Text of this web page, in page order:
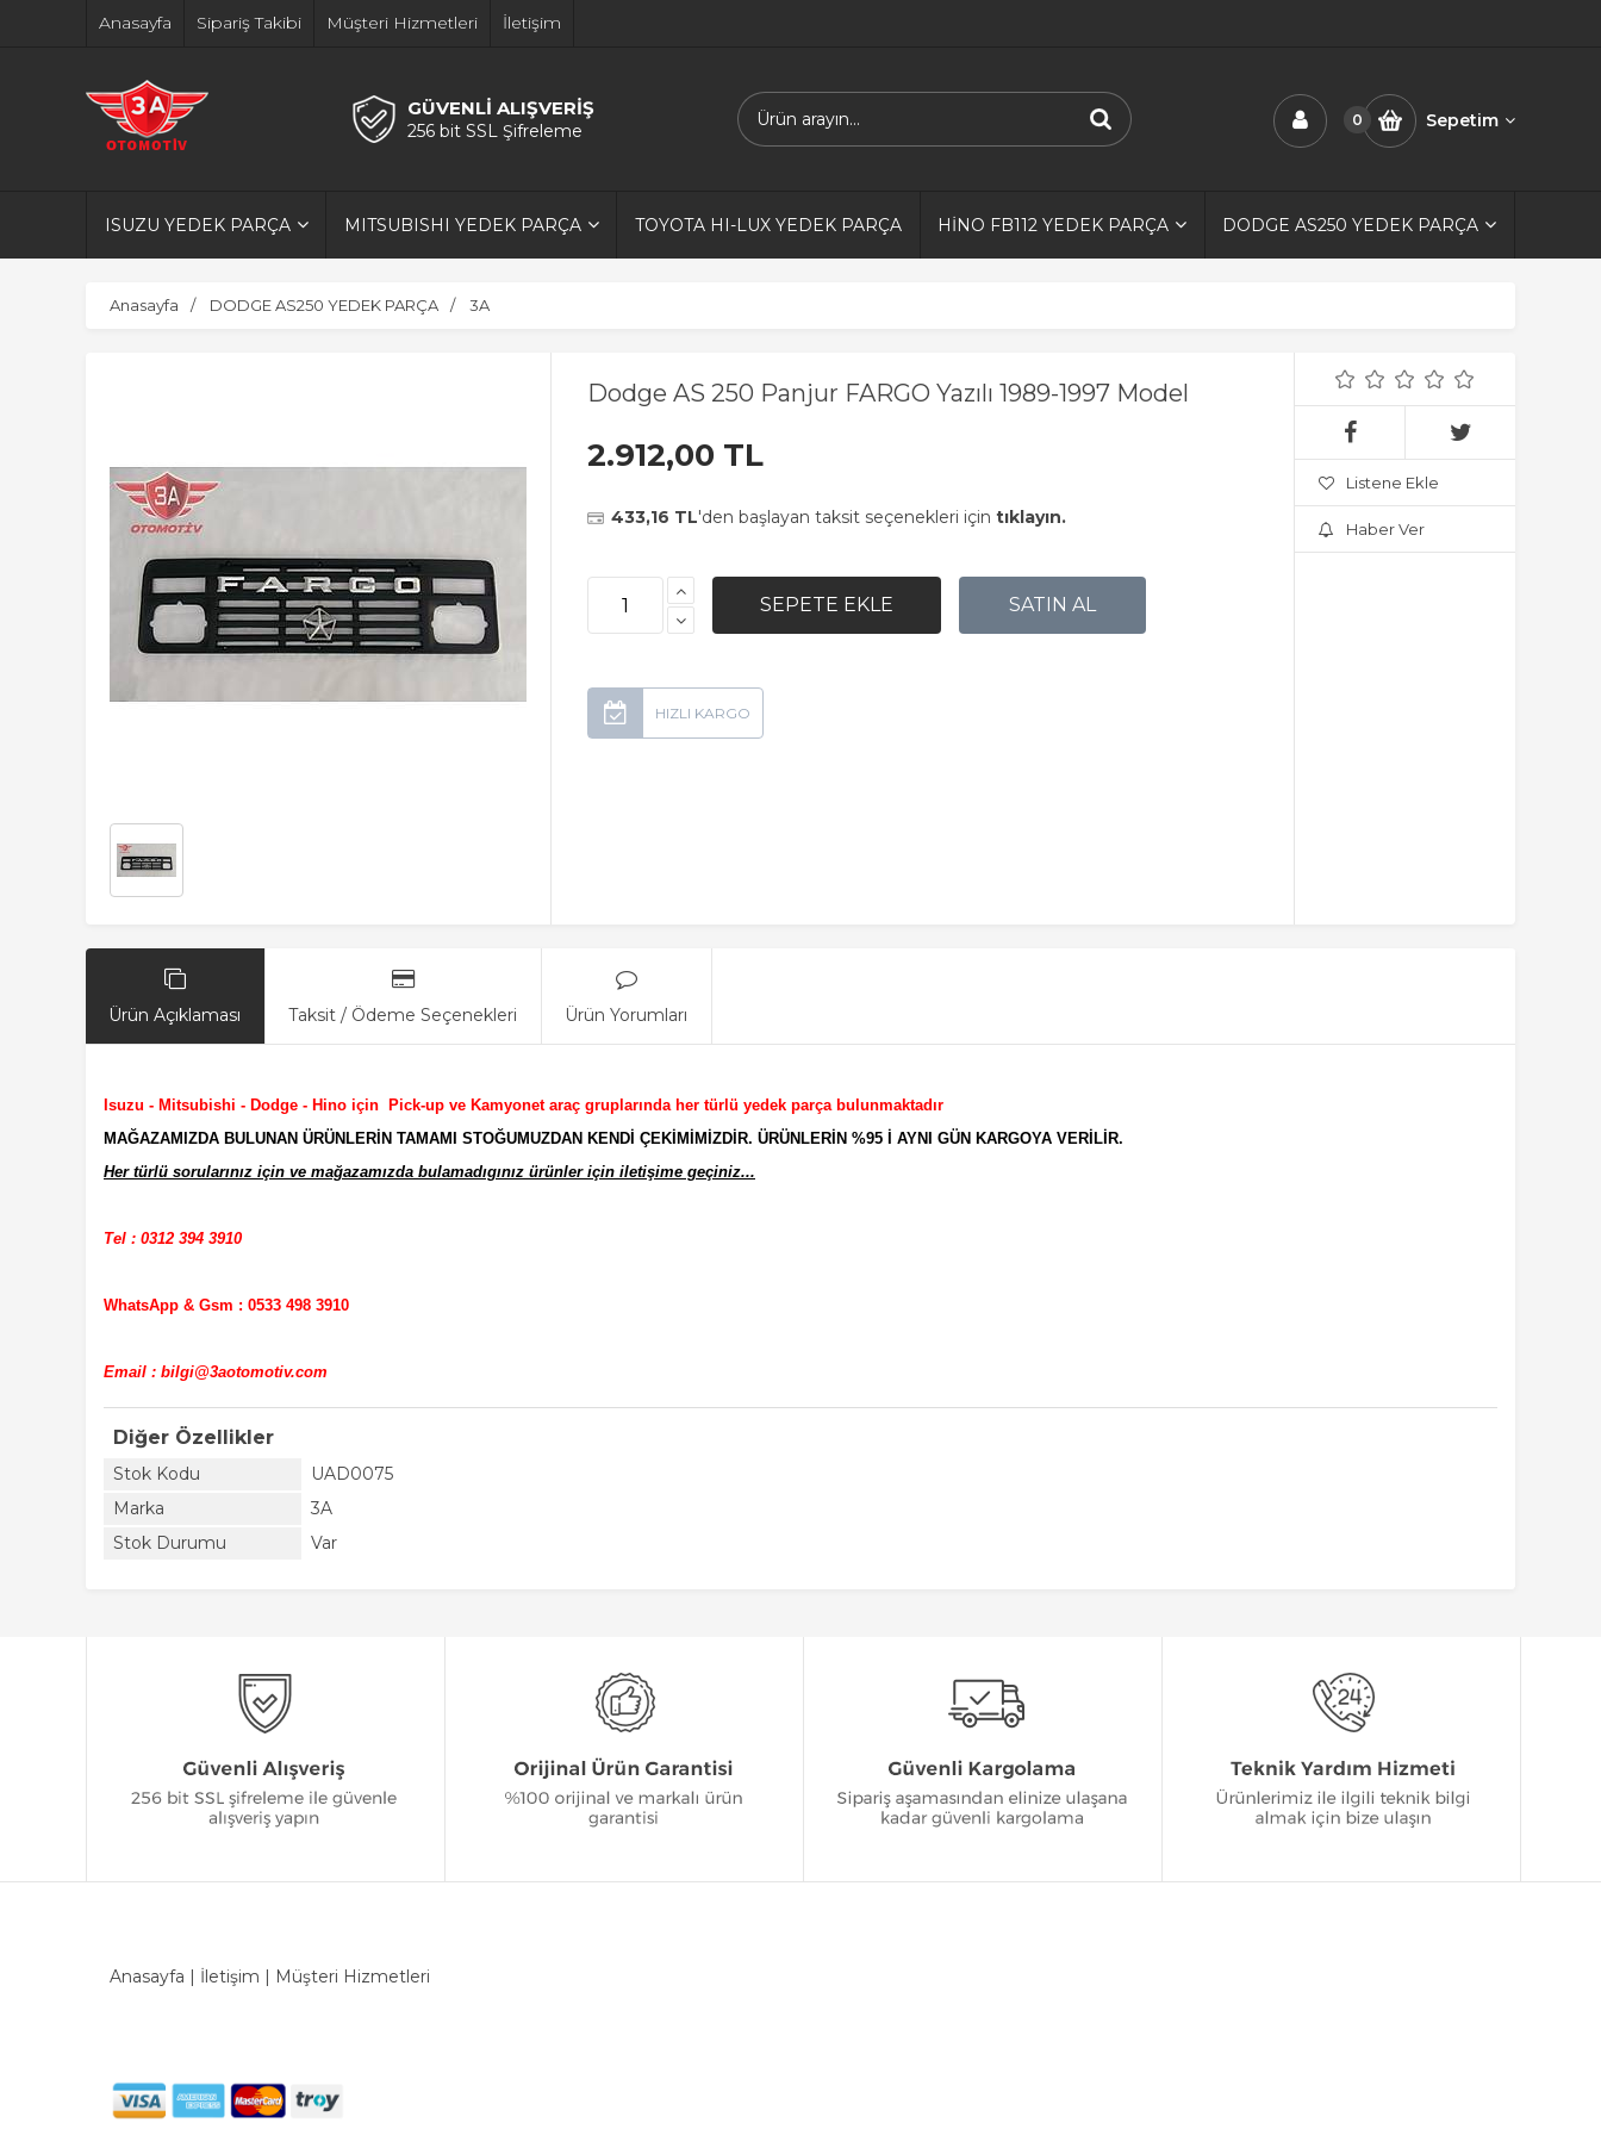
Anasayfa Sipariş Takibi Müşteri Hizmetleri İletişim
GÜVENLİ ALIŞVERİŞ
256 bit SSL Şifreleme
0 Sepetim
ISUZU YEDEK PARÇA MITSUBISHI YEDEK PARÇA TOYOTA HI-LUX YEDEK PARÇA HİNO FB112 YEDEK PARÇA DODGE AS250 YEDEK PARÇA
Anasayfa DODGE AS250 YEDEK PARÇA 3A
Dodge AS 250 Panjur FARGO Yazılı 1989-1997 Model
2.912,00 TL
433,16 TL'den başlayan taksit seçenekleri için tıklayın.
Listene Ekle
Haber Ver
Ürün Açıklaması Taksit / Ödeme Seçenekleri Ürün Yorumları
Isuzu - Mitsubishi - Dodge - Hino için Pick-up ve Kamyonet araç gruplarında her türlü yedek parça bulunmaktadır
MAĞAZAMIZDA BULUNAN ÜRÜNLERİN TAMAMI STOĞUMUZDAN KENDİ ÇEKİMİMİZDİR. ÜRÜNLERİN %95 İ AYNI GÜN KARGOYA VERİLİR.
Her türlü sorularınız için ve mağazamızda bulamadıgınız ürünler için iletişime geçiniz...
Tel : 0312 394 3910
WhatsApp & Gsm : 0533 498 3910
Email : bilgi@3aotomotiv.com
Diğer Özellikler
Stok Kodu
UAD0075
Marka
3A
Stok Durumu
Var
Anasayfa | İletişim | Müşteri Hizmetleri